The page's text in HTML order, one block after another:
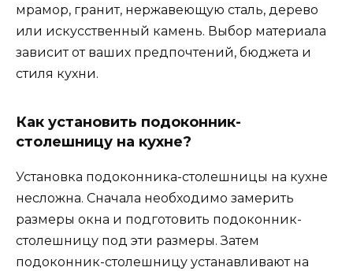
мрамор, гранит, нержавеющую сталь, дерево
или искусственный камень. Выбор материала
зависит от ваших предпочтений, бюджета и
стиля кухни.
Как установить подоконник-
столешницу на кухне?
Установка подоконника-столешницы на кухне
несложна. Сначала необходимо замерить
размеры окна и подготовить подоконник-
столешницу под эти размеры. Затем
подоконник-столешницу устанавливают на